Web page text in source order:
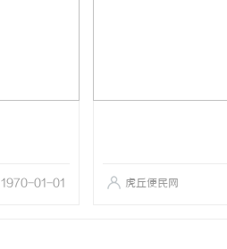
1970-01-01 虎丘便民网